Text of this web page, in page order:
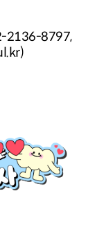
2136-8797,